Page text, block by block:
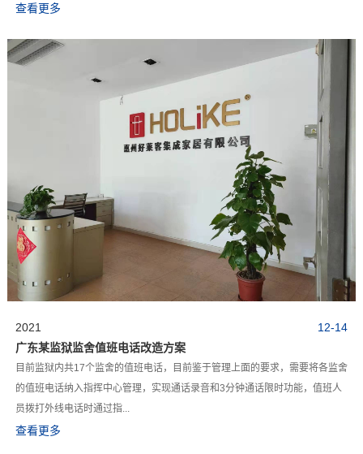
查看更多
12-14
2021
广东某监狱监舍值班电话改造方案
目前监狱内共17个监舍的值班电话，目前鉴于管理上面的要求，需要将各监舍
的值班电话纳入指挥中心管理，实现通话录音和3分钟通话限时功能，值班人
员拨打外线电话时通过指...
查看更多